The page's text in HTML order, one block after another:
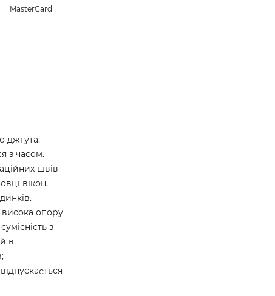
MasterCard
джгута.
з часом.
швів
вікон,
висока опору
з
в